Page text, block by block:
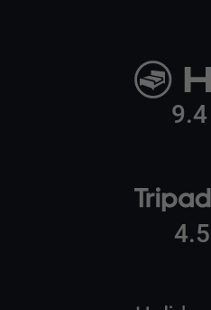
9.4
4.5